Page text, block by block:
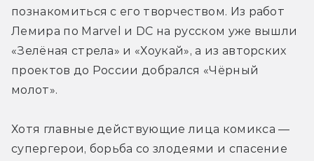
познакомиться с его творчеством. Из работ
Лемира по Marvel и DC на русском уже вышли
«Зелёная стрела» и «Хоукай», а из авторских
проектов до России добрался «Чёрный
молот».
Хотя главные действующие лица комикса —
супергерои, борьба со злодеями и спасение